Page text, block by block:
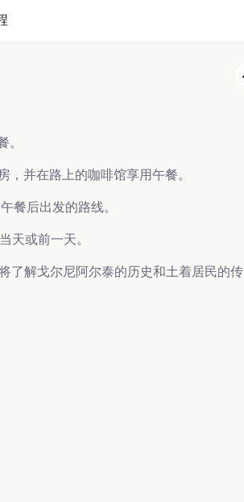
并在路上的咖啡馆享用午餐。
餐后出发的路线。
天或前一天。
了解戈尔尼阿尔泰的历史和土着居民的传